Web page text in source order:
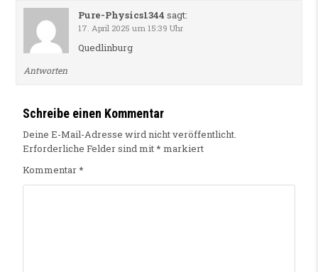
Pure-Physics1344 sagt:
17. April 2025 um 15:39 Uhr
Quedlinburg
Antworten
Schreibe einen Kommentar
Deine E-Mail-Adresse wird nicht veröffentlicht.
Erforderliche Felder sind mit* markiert
Kommentar*